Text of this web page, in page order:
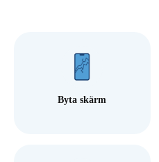
Byta skärm